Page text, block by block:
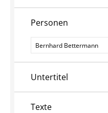
Personen
Personen
Untertitel
Texte